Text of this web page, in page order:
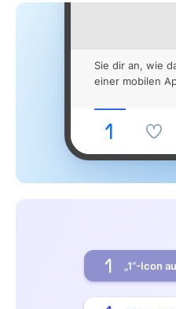
Sie dir an, wie
einer mobilen
„1“-Icon